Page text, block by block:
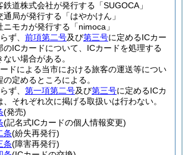
鉄道株式会社が発行する「SUGOCA」
通局が発行する「はやかけん」
ニモカが発行する「nimoca」
ず、 前項第二号及び第三号に定めるICカー
のICカードについて、ICカードを処理する
い場合がある。
ドによる当市における旅客の運送等につい
定めるところによる。
ず、 第一項第二号及び第三号に定めるICカ
それぞれ次に掲げる取扱いは行わない。
(発売)
(記名式ICカードの個人情報変更)
条(紛失再発行)
条(障害再発行)